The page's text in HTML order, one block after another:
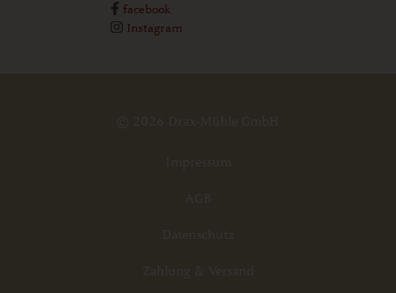
facebook
Instagram